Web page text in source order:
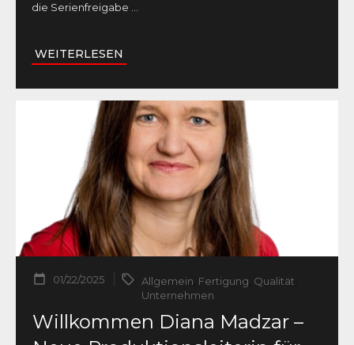
die Serienfreigabe
WEITERLESEN
01/22/2025 Allgemein Fertigung Qualität
Unternehmen
Willkommen Diana Madzar –